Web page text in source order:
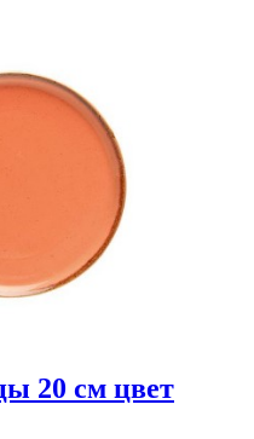
20 см цвет